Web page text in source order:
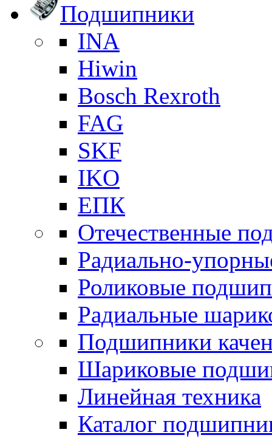
Подшипники
INA
Hiwin
Bosch Rexroth
FAG
SKF
IKO
ЕПК
Отечественные
Радиально-
Роликовые
Радиальные
Подшипники
Шариковые
Линейная техника
Каталог